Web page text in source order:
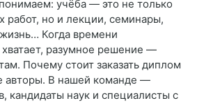
учёба — это не только
работ, но и лекции, семинары,
Когда времени
хватает, разумное решение —
Почему стоит заказать диплом
авторы. В нашей команде —
кандидаты наук и специалисты с